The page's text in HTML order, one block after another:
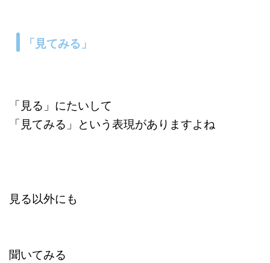
「見てみる」
「見る」にたいして
「見てみる」という表現がありますよね
見る以外にも
聞いてみる